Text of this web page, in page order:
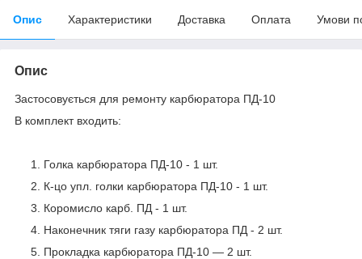
Опис Характеристики Доставка Оплата Умови
Опис
Застосовується для ремонту карбюратора ПД-10
В комплект входить:
Голка карбюратора ПД-10 - 1 шт.
К-цо упл. голки карбюратора ПД-10 - 1 шт.
Коромисло карб. ПД - 1 шт.
Наконечник тяги газу карбюратора ПД - 2 шт.
Прокладка карбюратора ПД-10 — 2 шт.